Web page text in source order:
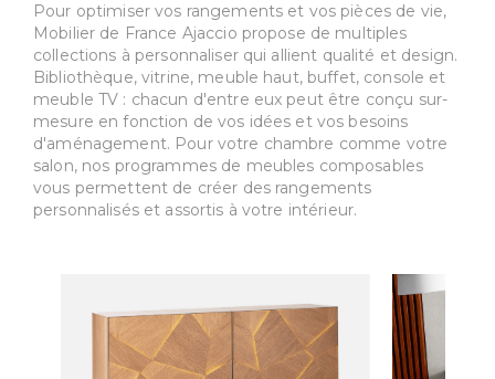
Pour optimiser vos rangements et vos pièces de vie,
Mobilier de France Ajaccio propose de multiples
collections à personnaliser qui allient qualité et design.
Bibliothèque, vitrine, meuble haut, buffet, console et
meuble TV : chacun d'entre eux peut être conçu sur-
mesure en fonction de vos idées et vos besoins
d'aménagement. Pour votre chambre comme votre
salon, nos programmes de meubles composables
vous permettent de créer des rangements
personnalisés et assortis à votre intérieur.